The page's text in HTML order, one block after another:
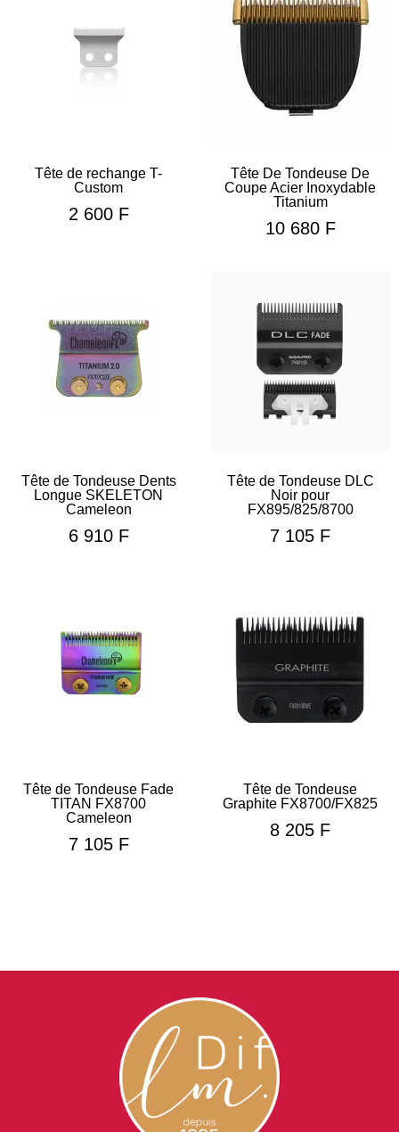
Tête de rechange T-
Custom
2 600 F
Tête De Tondeuse De
Coupe Acier Inoxydable
Titanium
10 680 F
Tête de Tondeuse Dents
Longue SKELETON
Cameleon
6 910 F
Tête de Tondeuse DLC
Noir pour
FX895/825/8700
7 105 F
Tête de Tondeuse Fade
TITAN FX8700
Cameleon
7 105 F
Tête de Tondeuse
Graphite FX8700/FX825
8 205 F